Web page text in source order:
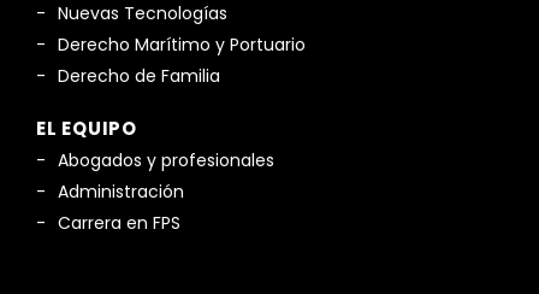
Nuevas Tecnologías
Derecho Marítimo y Portuario
Derecho de Familia
EL EQUIPO
Abogados y profesionales
Administración
Carrera en FPS